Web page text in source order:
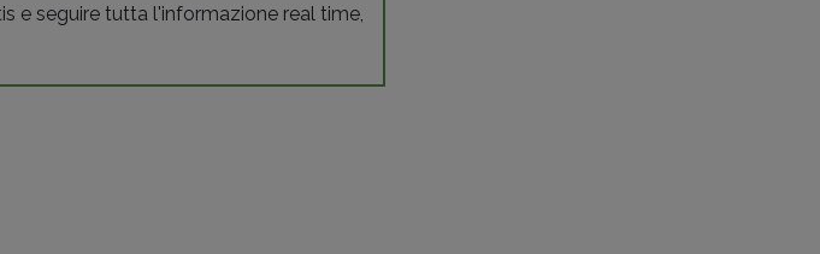
e seguire tutta l'informazione real time,